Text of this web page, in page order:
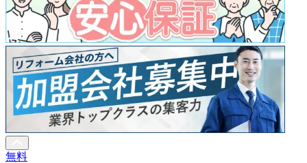
無料